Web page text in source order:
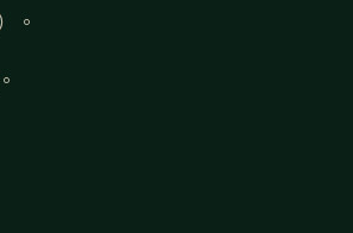
。